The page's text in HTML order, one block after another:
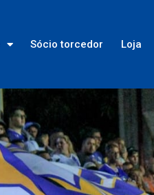
Sócio torcedor Loja